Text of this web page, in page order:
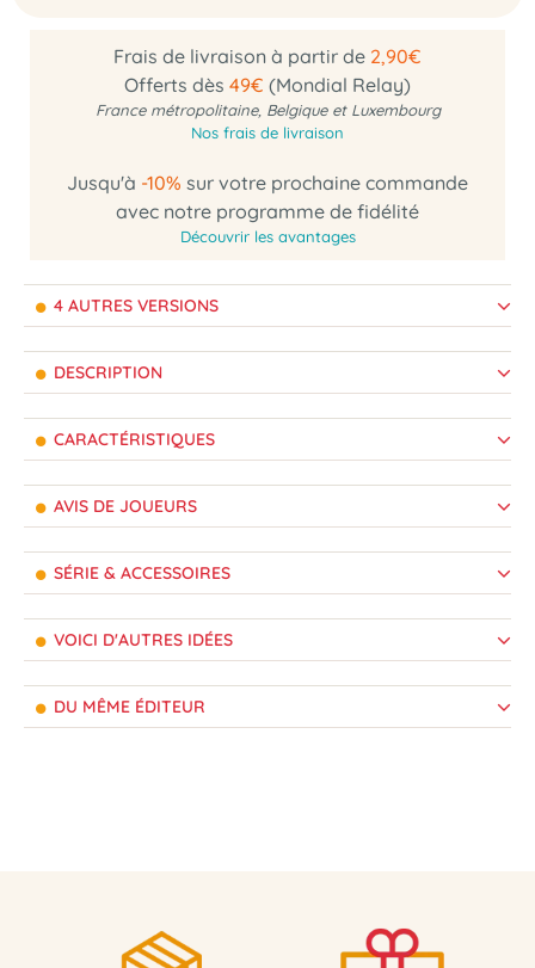
Frais de livraison à partir de 2,90€
Offerts dès 49€ (Mondial Relay)
France métropolitaine, Belgique et Luxembourg
Nos frais de livraison
Jusqu'à -10% sur votre prochaine commande
avec notre programme de fidélité
Découvrir les avantages
4 AUTRES VERSIONS
DESCRIPTION
CARACTÉRISTIQUES
AVIS DE JOUEURS
SÉRIE & ACCESSOIRES
VOICI D'AUTRES IDÉES
DU MÊME ÉDITEUR